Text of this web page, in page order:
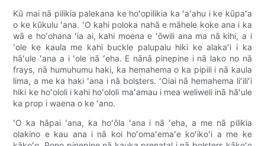
Kū mai nā pilikia palekana ke hoʻopilikia ka ʻaʻahu i ke kūpaʻa
o ke kūkulu ʻana. ʻO kahi poloka nahā e māhele koke ana i ka
wā e hoʻohana ʻia ai, kahi moena e ʻōwili ana ma nā kihi, a i
ʻole ke kaula me kahi buckle palupalu hiki ke alakaʻi i ka
hāʻule ʻana a i ʻole nā ​​​​ʻeha. E nānā pinepine i nā lako no nā
frays, nā humuhumu haki, ka hemahema o ka pipili i nā kaula
lima, a me ka haki ʻana i nā bolsters. ʻOiai nā hemahema liʻiliʻi
hiki ke hoʻololi i kahi hoʻololi maʻamau i mea weliweli inā hāʻule
ka prop i waena o ke ʻano.
ʻO ka hāpai ʻana, ka hoʻōla ʻana i nā ʻeha, a me nā pilikia
olakino e kau ana i nā koi hoʻomaʻemaʻe koʻikoʻi a me ke